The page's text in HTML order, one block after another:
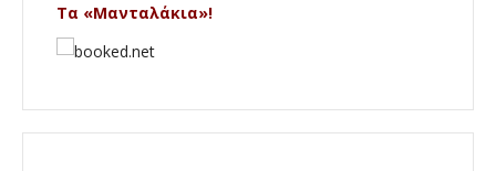
Τα «Μανταλάκια»!